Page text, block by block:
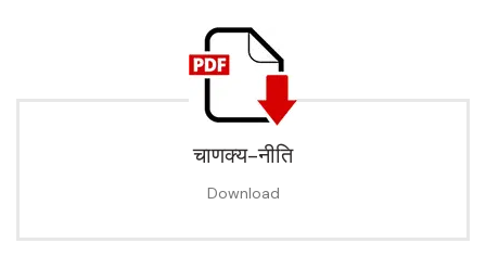
चाणक्य-नीति
Download